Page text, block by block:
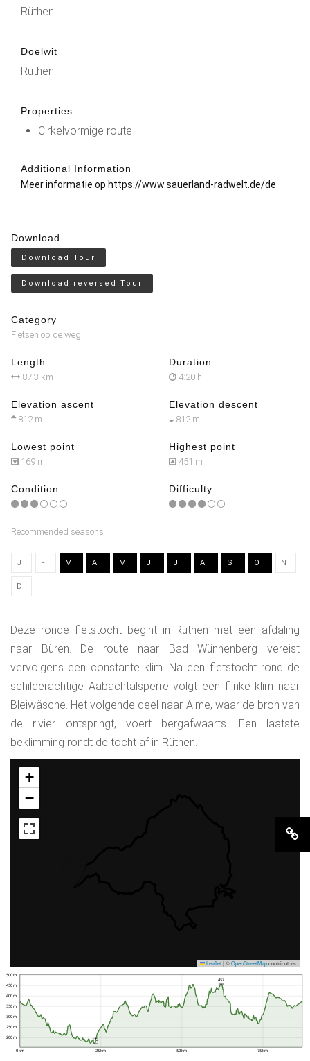
Rüthen
Doelwit
Rüthen
Properties:
Cirkelvormige route
Additional Information
Meer informatie op https://www.sauerland-radwelt.de/de
Download
Download Tour
Download reversed Tour
Category
Fietsen op de weg
Length
87.3 km
Duration
4:20 h
Elevation ascent
812 m
Elevation descent
812 m
Lowest point
169 m
Highest point
451 m
Condition Difficulty
Recommended seasons
J F M A M J J A S O N
D
Deze ronde fietstocht begint in Rüthen met een afdaling
naar Büren. De route naar Bad Wünnenberg vereist
vervolgens een constante klim. Na een fietstocht rond de
schilderachtige Aabachtalsperre volgt een flinke klim naar
Bleiwäsche. Het volgende deel naar Alme, waar de bron van
de rivier ontspringt, voert bergafwaarts. Een laatste
beklimming rondt de tocht af in Rüthen.
+
−
Leaflet|©OpenStreetMapcontributors
0 km 25 km 50 km 75 km
200 m
250 m
300 m
350 m
400 m
450 m
500 m
172
457